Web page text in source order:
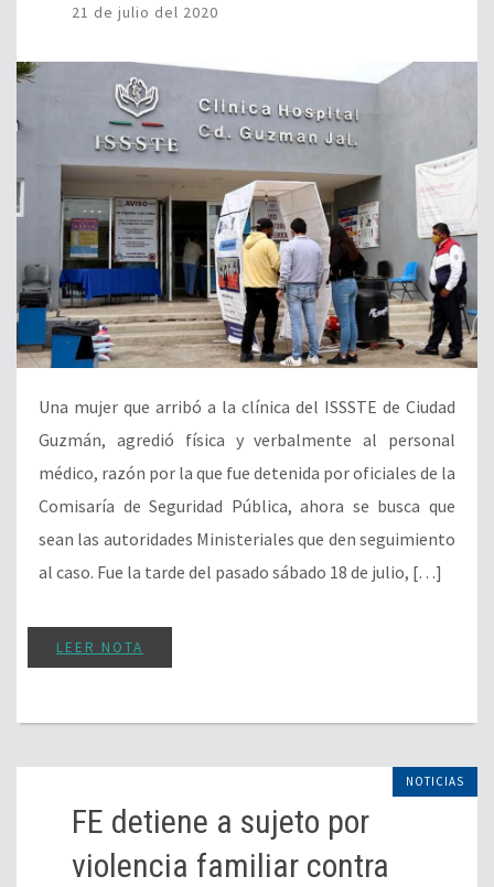
21 de julio del 2020
Una mujer que arribó a la clínica del ISSSTE de Ciudad
Guzmán, agredió física y verbalmente al personal
médico, razón por la que fue detenida por oficiales de la
Comisaría de Seguridad Pública, ahora se busca que
sean las autoridades Ministeriales que den seguimiento
al caso. Fue la tarde del pasado sábado 18 de julio, […]
LEER NOTA
NOTICIAS
FE detiene a sujeto por
violencia familiar contra